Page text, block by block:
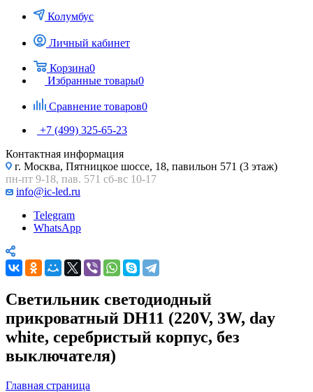
Колумбус
Личный кабинет
Корзина0
Избранные товары0
Сравнение товаров0
+7 (499) 325-65-23
Контактная информация
г. Москва, Пятницкое шоссе, 18, павильон 571 (3 этаж)
пн-пт 9-18, пав. 571 сб-вс 10-17
info@ic-led.ru
Telegram
WhatsApp
Светильник светодиодный
прикроватный DH11 (220V, 3W, day
white, серебристый корпус, без
выключателя)
Главная страница